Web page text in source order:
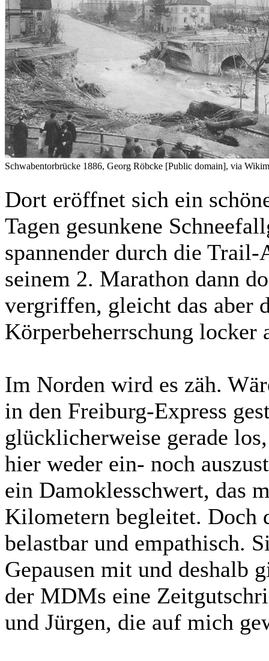
Schwabentorbrücke 1886, Georg Röbcke [Public domain], via
Dort eröffnet sich ein
Tagen gesunkene
spannender durch die
seinem 2. Marathon dann
vergriffen, gleicht das aber
Körperbeherrschung locker
Im Norden wird es zäh.
in den Freiburg-Express
glücklicherweise gerade
hier weder ein- noch
ein Damoklesschwert, das
Kilometern begleitet.
belastbar und empathisch.
Gepausen mit und deshalb
der MDMs eine
und Jürgen, die auf mich